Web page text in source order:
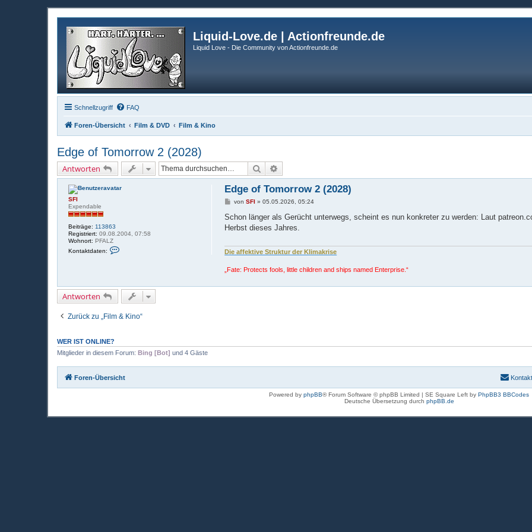
Liquid-Love.de | Actionfreunde.de
Liquid Love - Die Community von Actionfreunde.de
Schnellzugriff FAQ
Foren-Übersicht Film & DVD Film & Kino
Edge of Tomorrow 2 (2028)
Antworten Suche
SFI
Expendable
Beiträge: 113863
Registriert: 09.08.2004, 07:58
Wohnort: PFALZ
Kontaktdaten:
t
a
e
n
S
I
Edge of Tomorrow 2 (2028)
B
i
r
vonSFI »05.05.2026, 05:24
Schon länger als Gerücht unterwegs, scheint es nun konkreter zu werden: Laut
Herbst dieses Jahres.
Die affektive Struktur der Klimakrise
„Fate: Protects fools, little children and ships named Enterprise.“
Antworten
Zurück zu „Film & Kino“
WER IST ONLINE?
Mitglieder in diesem Forum: Bing [Bot] und 4 Gäste
Foren-Übersicht Kontakt
Powered by phpBB® Forum Software © phpBB Limited | SE Square Left by PhpBB3 BBCodes
Deutsche Übersetzung durch phpBB.de